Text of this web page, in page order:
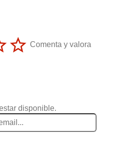
Comenta y valora
disponible.